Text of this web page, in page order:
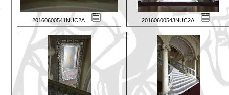
20160600541NUC2A 20160600543NUC2A